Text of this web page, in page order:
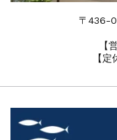
〒436-
【
【